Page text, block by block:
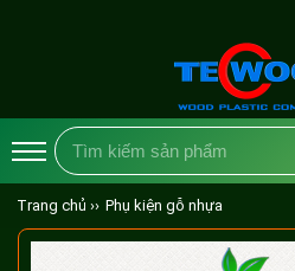
Trang chủ ›› Phụ kiện gỗ nhựa